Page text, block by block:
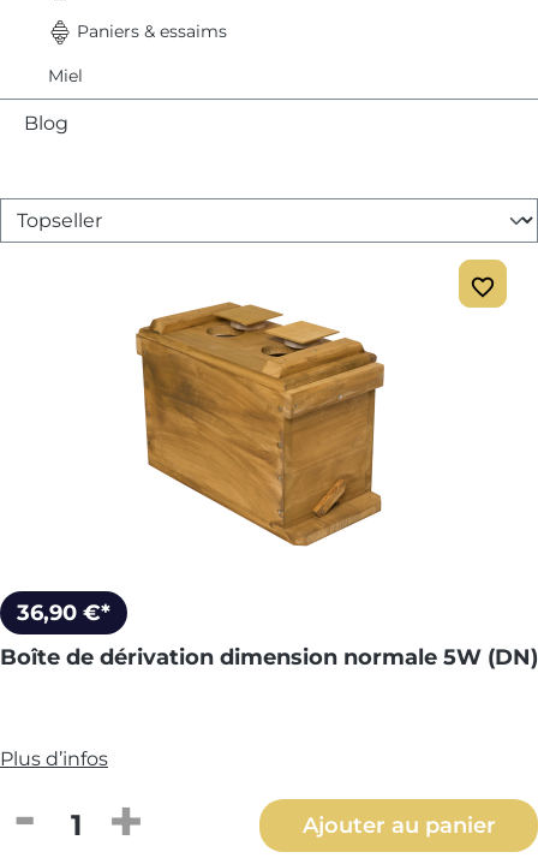
Paniers & essaims
Miel
Blog
36,90 €*
Boîte de dérivation dimension normale 5W (DN)
Plus d’infos
Quantité de produit : Entrez la
Ajouter au panier